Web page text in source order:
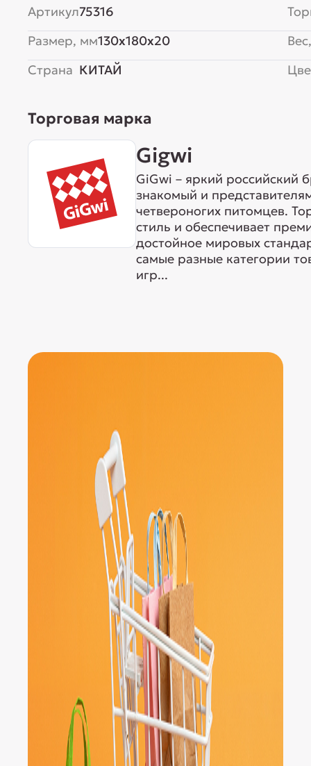
Артикул75316
Размер, мм130x180x20
Страна КИТАЙ
Торговая марка
Gigwi
GiGwi – яркий российский
знакомый и
четвероногих питомцев.
стиль и обеспечивает
достойное мировых
самые разные категории
игр...